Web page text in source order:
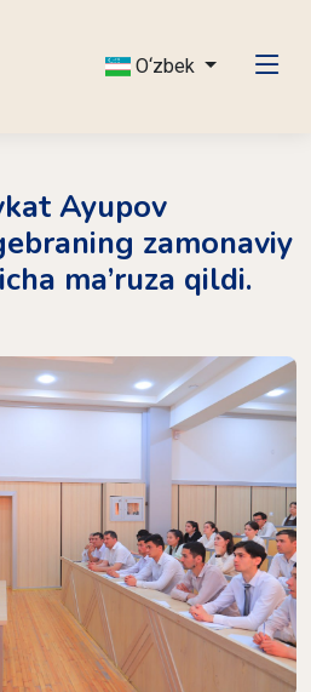
O‘zbek
Ayupov
zamonaviy
ma’ruza qildi.